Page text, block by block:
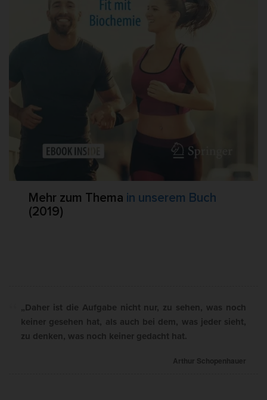
Mehr zum Thema in unserem Buch
(2019)
„Daher ist die Aufgabe nicht nur, zu sehen, was noch
keiner gesehen hat, als auch bei dem, was jeder sieht,
zu denken, was noch keiner gedacht hat.
Arthur Schopenhauer